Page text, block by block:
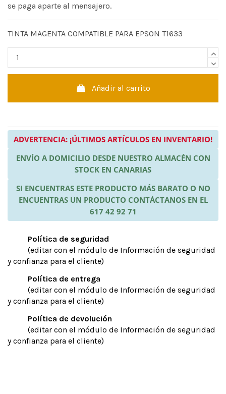
se paga aparte al mensajero.
TINTA MAGENTA COMPATIBLE PARA EPSON T1633
Añadir al carrito
ADVERTENCIA: ¡ÚLTIMOS ARTÍCULOS EN INVENTARIO!
ENVÍO A DOMICILIO DESDE NUESTRO ALMACÉN CON
STOCK EN CANARIAS
SI ENCUENTRAS ESTE PRODUCTO MÁS BARATO O NO
ENCUENTRAS UN PRODUCTO CONTÁCTANOS EN EL
617 42 92 71
Política de seguridad
(editar con el módulo de Información de seguridad
y confianza para el cliente)
Política de entrega
(editar con el módulo de Información de seguridad
y confianza para el cliente)
Política de devolución
(editar con el módulo de Información de seguridad
y confianza para el cliente)